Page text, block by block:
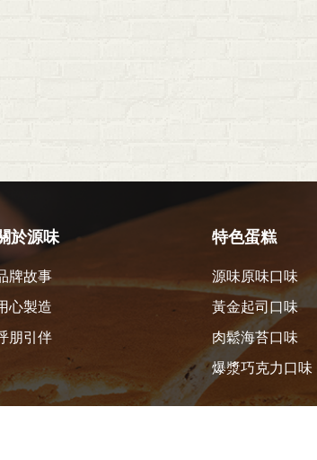
於源味
牌故事
心製造
朋引伴
特色蛋糕
源味原味口味
黃金起司口味
肉鬆海苔口味
爆漿巧克力口味